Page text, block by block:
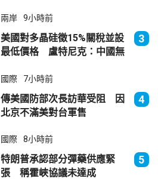
兩岸 9小時前
美國對多晶硅徵15%關稅並設
最低價格 盧特尼克：中國無
3
國際 7小時前
傳美國防部次長訪華受阻 因
北京不滿美對台軍售
4
國際 8小時前
特朗普承認部分彈藥供應緊
張 稱霍峽協議未達成
5